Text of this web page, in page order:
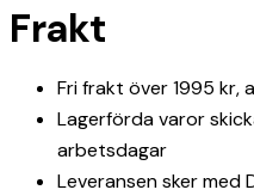
Frakt
Fri frakt över 1995 kr,
Lagerförda varor
arbetsdagar
Leveransen sker med